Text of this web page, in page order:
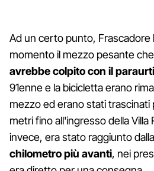
Ad un certo punto, Frascadore
momento il mezzo pesante
avrebbe colpito con il
91enne e la bicicletta erano
mezzo ed erano stati trascinati
metri fino all'ingresso della Villa
invece, era stato raggiunto
chilometro più avanti, nei